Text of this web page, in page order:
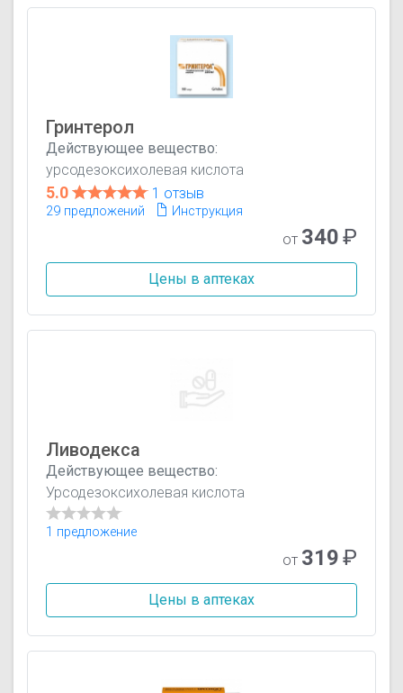
Гринтерол
Действующее вещество:
урсодезоксихолевая кислота
5.0 1 отзыв
29 предложений Инструкция
от 340₽
Цены в аптеках
Ливодекса
Действующее вещество:
Урсодезоксихолевая кислота
1 предложение
от 319₽
Цены в аптеках